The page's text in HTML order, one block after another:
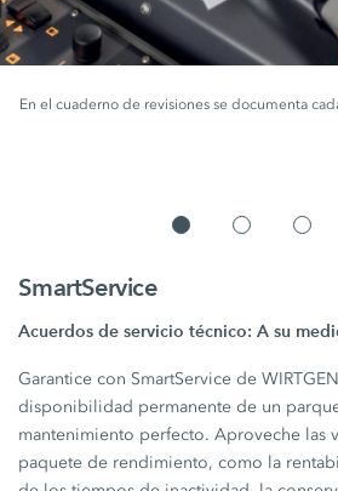
En el cuaderno de revisiones se documenta
SmartService
Acuerdos de servicio técnico: A su
Garantice con SmartService de
disponibilidad permanente de un
mantenimiento perfecto. Aproveche las
paquete de rendimiento, como la